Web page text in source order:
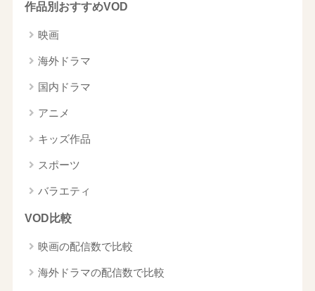
作品別おすすめVOD
映画
海外ドラマ
国内ドラマ
アニメ
キッズ作品
スポーツ
バラエティ
VOD比較
映画の配信数で比較
海外ドラマの配信数で比較